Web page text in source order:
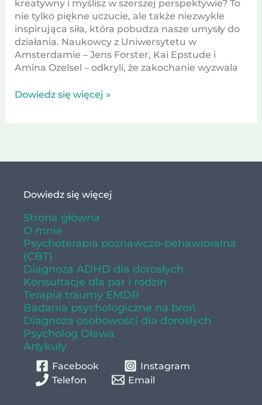
kreatywny i myślisz w szerszej perspektywie? To
nie tylko piękne uczucie, ale także niezwykle
inspirująca siła, która pobudza nasze umysły do
działania. Naukowcy z Uniwersytetu w
Amsterdamie – Jens Forster, Kai Epstude i
Amina Ozelsel – odkryli, że zakochanie wyzwala
Dowiedz się więcej »
Dowiedz się więcej
Strona główna
O mnie
Psychoterapia poznawczo-behawioralna
(CBT)
Diagnoza ADHD dla dorosłych
Konsultacje dla par i rodzin
Terapia traumy EMDR
Badania psychologiczne na broń
Diagnoza osobowości dla dorosłych
Psycholog Oława
Artykuły
Facebook
Instagram
Telefon
Email